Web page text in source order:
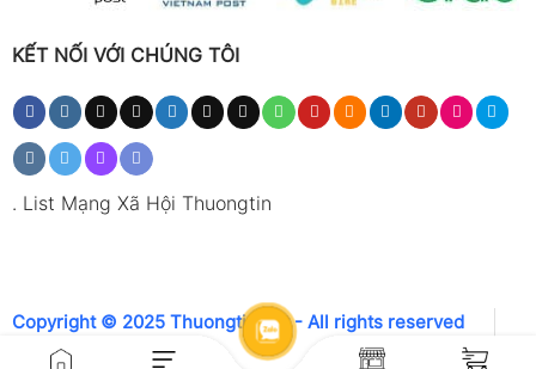
KẾT NỐI VỚI CHÚNG TÔI
. List Mạng Xã Hội Thuongtin
Copyright © 2025 Thuongtin.net - All rights reserved